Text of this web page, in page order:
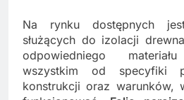
Na rynku dostępnych
służących do izolacji
odpowiedniego
wszystkim od specyfiki
konstrukcji oraz warunków,